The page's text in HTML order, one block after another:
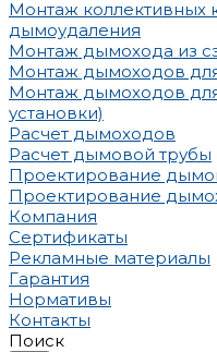
Монтаж коллективных
дымоудаления
Монтаж дымохода из
Монтаж дымоходов
Монтаж дымоходов
установки)
Расчет дымоходов
Расчет дымовой трубы
Проектирование
Проектирование
Компания
Сертификаты
Рекламные материалы
Гарантия
Нормативы
Контакты
Поиск